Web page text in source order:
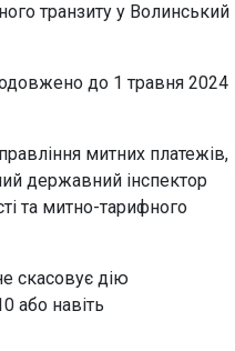
транзиту у Волинський
до 1 травня 2024
митних платежів,
державний інспектор
та митно-тарифного
скасовує дію
або навіть